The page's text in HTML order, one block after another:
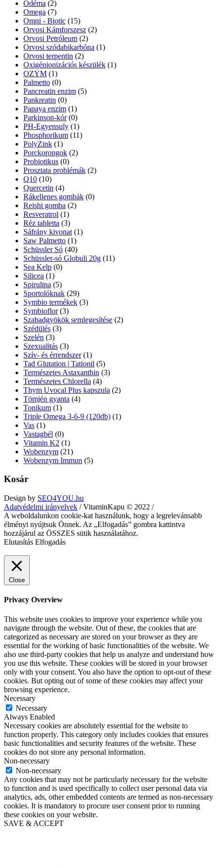
Ödéma (2)
Omega (7)
Omni - Biotic (15)
Orvosi Kámforszesz (2)
Orvosi Petróleum (2)
Orvosi szódabikarbóna (1)
Orvosi terpentin (2)
Oxigénionizációs készülék (1)
OZYM (1)
Palmetto (0)
Pancreatin enzim (5)
Pankreatin (0)
Papaya enzim (1)
Parkinson-kór (0)
PH-Egyensuly (1)
Phosphorikum (11)
PolyZink (1)
Porckorongok (2)
Probiotikus (0)
Prosztata problémák (2)
Q10 (10)
Quercetin (4)
Rákellenes gombák (0)
Reishi gomba (2)
Resveratrol (1)
Réz tabletta (3)
Sáfrány kivonat (1)
Saw Palmetto (1)
Schüssler Só (40)
Schüssler-só Globuli 20g (11)
Sea Kelp (0)
Silicea (1)
Spirulina (5)
Sportolóknak (29)
Symbio termékek (3)
Symbioflor (3)
Szabadgyökök semlegesítése (2)
Szédülés (3)
Szelén (3)
Szexualitás (3)
Szív- és érrendszer (1)
Tad Glutation | Tationil (5)
Természetes Astaxanthin (3)
Természetes Chlorella (4)
Thym Uvocal Plus kapszula (2)
Tömjén gyanta (4)
Tonikum (1)
Triple Omega 3-6-9 (120db) (1)
Vas (1)
Vastagbél (0)
Vitamin K2 (1)
Wobenzym (21)
Wobenzym Immun (5)
Kosár
Design by SEO4YOU.hu
Adatvédelmi irányelvek / VitaminKapu © 2022 /
A weboldalunkon cookie-kat használunk, hogy a legrelevánsabb
élményt nyújtsuk Önnek. Az „Elfogadás” gombra kattintva
hozzájárul az ÖSSZES sütik használatához.
Elutasítás Elfogadás
Close
Privacy Overview
This website uses cookies to improve your experience while you
navigate through the website. Out of these, the cookies that are
categorized as necessary are stored on your browser as they are
essential for the working of basic functionalities of the website. We
also use third-party cookies that help us analyze and understand how
you use this website. These cookies will be stored in your browser
only with your consent. You also have the option to opt-out of these
cookies. But opting out of some of these cookies may affect your
browsing experience.
Necessary
Necessary
Always Enabled
Necessary cookies are absolutely essential for the website to
function properly. This category only includes cookies that ensures
basic functionalities and security features of the website. These
cookies do not store any personal information.
Non-necessary
Non-necessary
Any cookies that may not be particularly necessary for the website
to function and is used specifically to collect user personal data via
analytics, ads, other embedded contents are termed as non-necessary
cookies. It is mandatory to procure user consent prior to running
these cookies on your website.
SAVE & ACCEPT